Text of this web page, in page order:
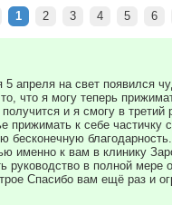
1 2 3 4 5 6
апреля на свет появился
что я могу теперь
и я смогу в третий
прижимать к себе
бесконечную
именно к вам в клинику
руководство в полной
Спасибо вам ещё раз и